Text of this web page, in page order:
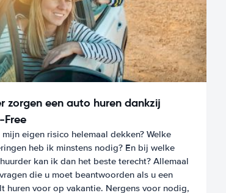
zorgen een auto huren dankzij
Free
eigen risico helemaal dekken? Welke
heb ik minstens nodig? En bij welke
kan ik dan het beste terecht? Allemaal
die u moet beantwoorden als u een
huren voor op vakantie. Nergens voor nodig,